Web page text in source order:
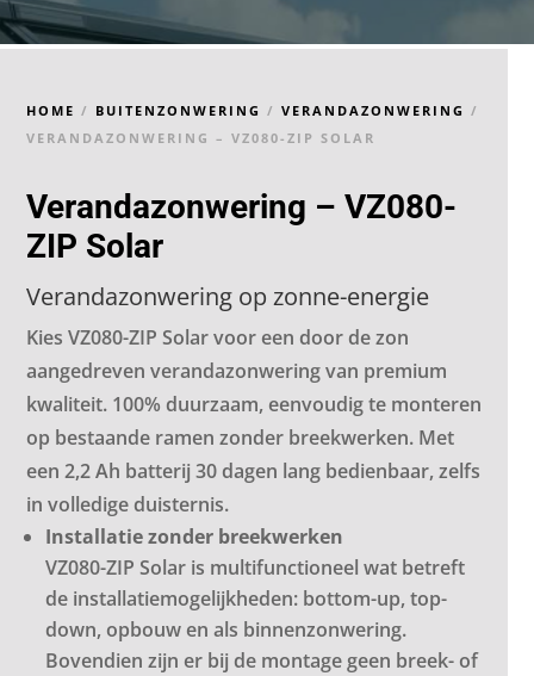
HOME / BUITENZONWERING /VERANDAZONWERING /
VERANDAZONWERING – VZ080-ZIP SOLAR
Verandazonwering – VZ080-
ZIP Solar
Verandazonwering op zonne-energie
Kies VZ080-ZIP Solar voor een door de zon
aangedreven verandazonwering van premium
kwaliteit. 100% duurzaam, eenvoudig te monteren
op bestaande ramen zonder breekwerken. Met
een 2,2 Ah batterij 30 dagen lang bedienbaar, zelfs
in volledige duisternis.
Installatie zonder breekwerken
VZ080-ZIP Solar is multifunctioneel wat betreft
de installatiemogelijkheden: bottom-up, top-
down, opbouw en als binnenzonwering.
Bovendien zijn er bij de montage geen breek- of